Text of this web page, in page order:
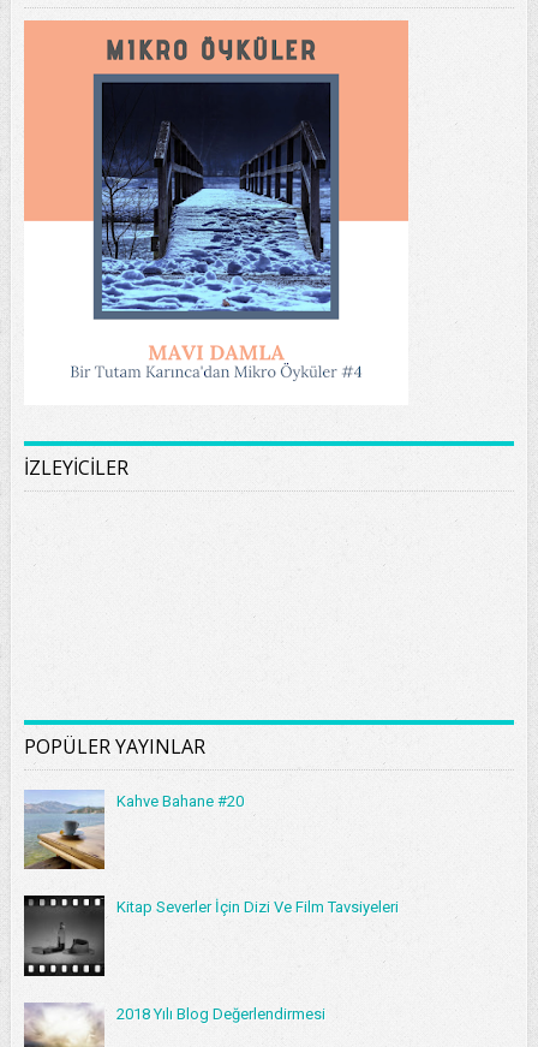
İZLEYİCİLER
POPÜLER YAYINLAR
Kahve Bahane #20
Kitap Severler İçin Dizi Ve Film Tavsiyeleri
2018 Yılı Blog Değerlendirmesi